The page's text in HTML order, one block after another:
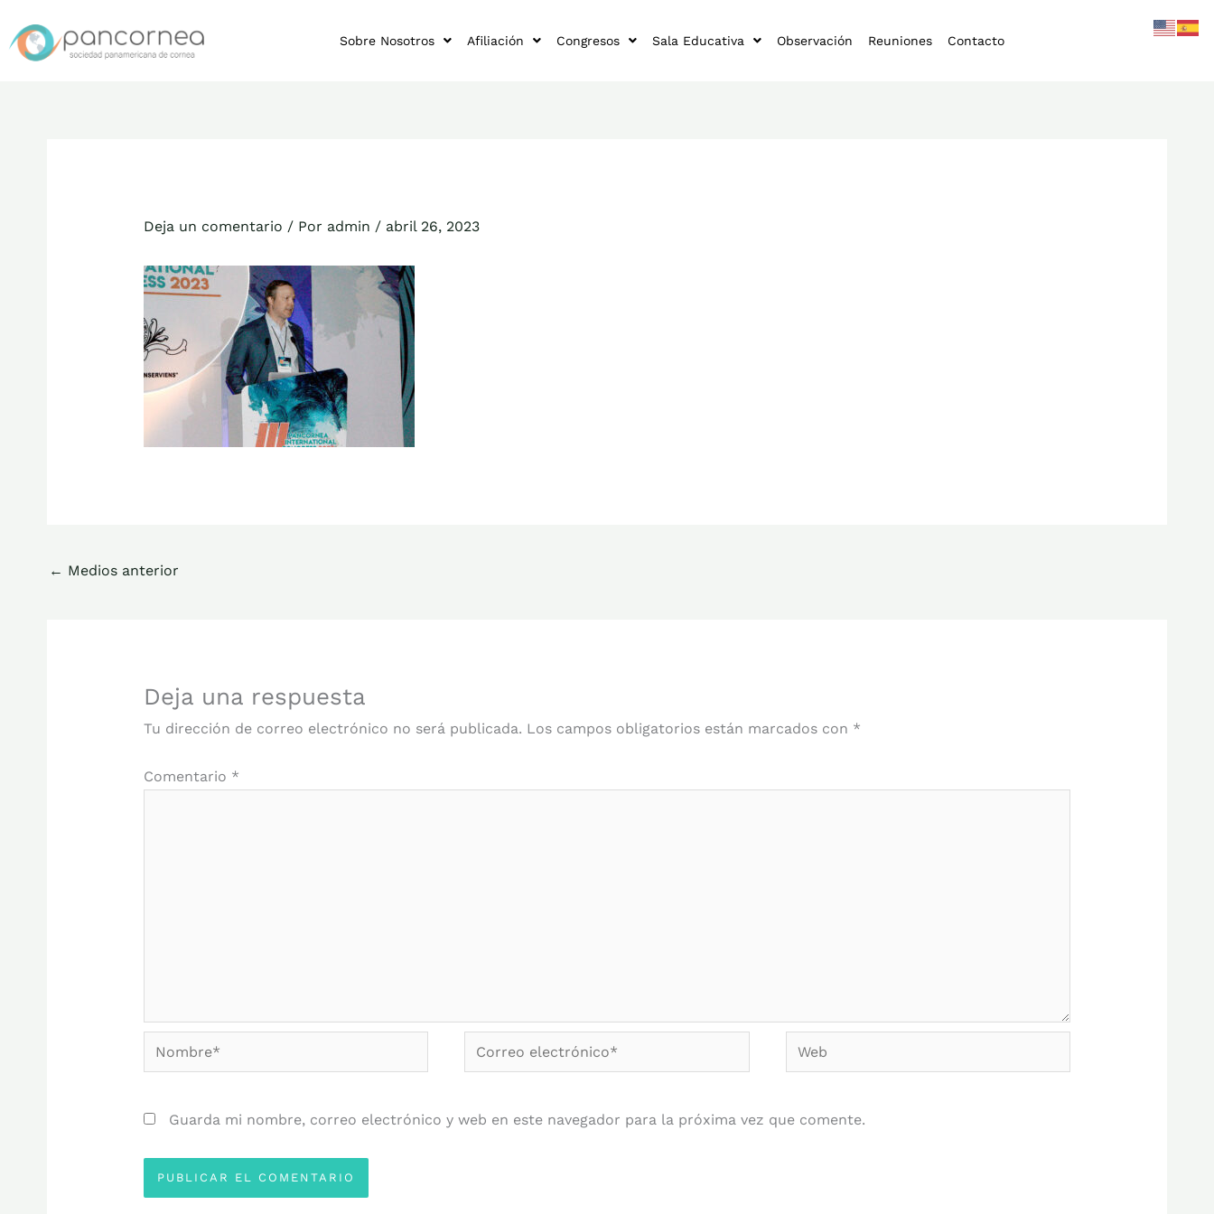
contenido
Sobre Nosotros Afiliación Congresos Sala Educativa Observación Reuniones Contacto
Deja un comentario / Por admin / abril 26, 2023
← Medios anterior
Deja una respuesta
Tu dirección de correo electrónico no será publicada. Los campos obligatorios están marcados con *
Comentario *
Nombre*
Correo
electrónico*
Web
Guarda mi nombre, correo electrónico y web en este navegador para la próxima vez que comente.